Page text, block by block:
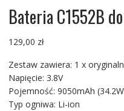
Bateria C1552B
129,00 zł
Zestaw zawiera: 1 x
Napięcie: 3.8V
Pojemność: 9050mAh
Typ ogniwa: Li-ion